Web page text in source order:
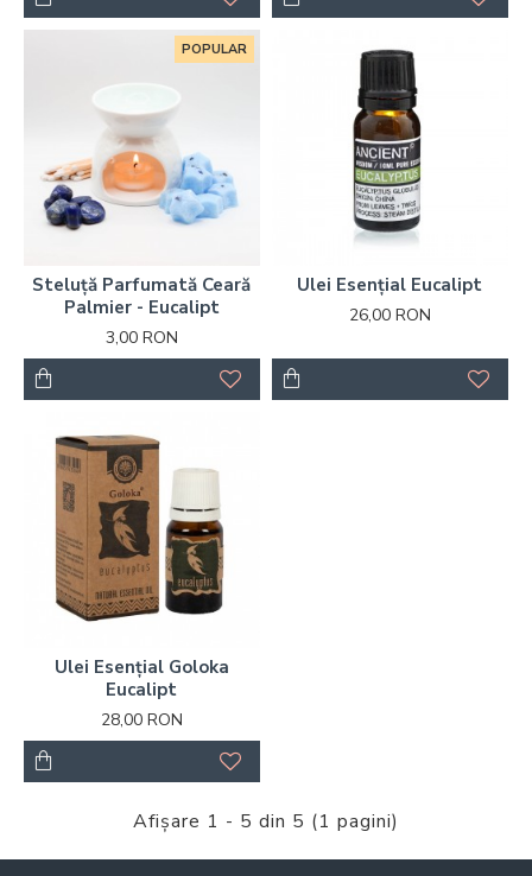
POPULAR
Steluță Parfumată Ceară
Palmier - Eucalipt
3,00 RON
Ulei Esențial Eucalipt
26,00 RON
Ulei Esențial Goloka
Eucalipt
28,00 RON
Afişare 1 - 5 din 5 (1 pagini)